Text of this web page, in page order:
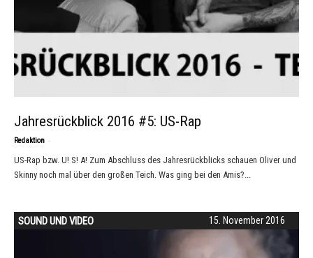
Jahresrückblick 2016 #5: US-Rap
Redaktion -
US-Rap bzw. U! S! A! Zum Abschluss des Jahresrückblicks schauen Oliver und
Skinny noch mal über den großen Teich. Was ging bei den Amis?...
15. November 2016
SOUND UND VIDEO